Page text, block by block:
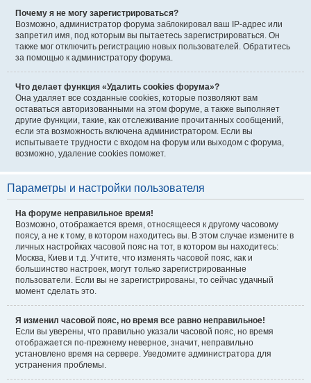
Почему я не могу зарегистрироваться?
Возможно, администратор форума заблокировал ваш IP-адрес или
запретил имя, под которым вы пытаетесь зарегистрироваться. Он
также мог отключить регистрацию новых пользователей. Обратитесь
за помощью к администратору форума.
Что делает функция «Удалить cookies форума»?
Она удаляет все созданные cookies, которые позволяют вам
оставаться авторизованными на этом форуме, а также выполняет
другие функции, такие, как отслеживание прочитанных сообщений,
если эта возможность включена администратором. Если вы
испытываете трудности с входом на форум или выходом с форума,
возможно, удаление cookies поможет.
Параметры и настройки пользователя
На форуме неправильное время!
Возможно, отображается время, относящееся к другому часовому
поясу, а не к тому, в котором находитесь вы. В этом случае измените в
личных настройках часовой пояс на тот, в котором вы находитесь:
Москва, Киев и т.д. Учтите, что изменять часовой пояс, как и
большинство настроек, могут только зарегистрированные
пользователи. Если вы не зарегистрированы, то сейчас удачный
момент сделать это.
Я изменил часовой пояс, но время все равно неправильное!
Если вы уверены, что правильно указали часовой пояс, но время
отображается по-прежнему неверное, значит, неправильно
установлено время на сервере. Уведомите администратора для
устранения проблемы.